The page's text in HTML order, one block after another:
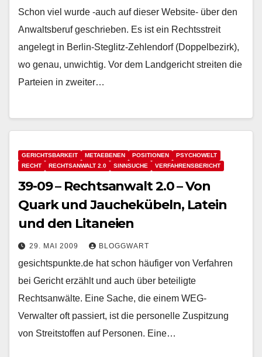
Schon viel wurde -auch auf dieser Website- über den
Anwaltsberuf geschrieben. Es ist ein Rechtsstreit
angelegt in Berlin-Steglitz-Zehlendorf (Doppelbezirk),
wo genau, unwichtig. Vor dem Landgericht streiten die
Parteien in zweiter…
GERICHTSBARKEIT METAEBENEN POSITIONEN
PSYCHOWELT
RECHT
RECHTSANWALT 2.0 SINNSUCHE VERFAHRENSBERICHT
39-09 – Rechtsanwalt 2.0 – Von
Quark und Jauchekübeln, Latein
und den Litaneien
29. MAI 2009 BLOGGWART
gesichtspunkte.de hat schon häufiger von Verfahren
bei Gericht erzählt und auch über beteiligte
Rechtsanwälte. Eine Sache, die einem WEG-
Verwalter oft passiert, ist die personelle Zuspitzung
von Streitstoffen auf Personen. Eine…